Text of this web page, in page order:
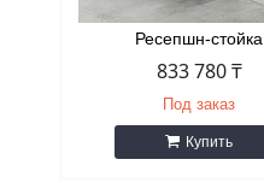
Ресепшн-стойка
833 780 ₸
Под заказ
Купить